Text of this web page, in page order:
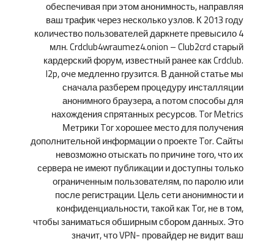
обеспечивая при этом анонимность, направляя
ваш трафик через несколько узлов. К 2013 году
количество пользователей даркнете превысило 4
млн. Crdclub4wraumez4.onion – Club2crd старый
кардерский форум, известный ранее как Crdclub.
I2p, оче медленно грузится. В данной статье мы
сначала разберем процедуру инсталляции
анонимного браузера, а потом способы для
нахождения спрятанных ресурсов. Tor Metrics
Метрики Tor хорошее место для получения
дополнительной информации о проекте Tor. Сайты
невозможно отыскать по причине того, что их
сервера не имеют публикации и доступны только
ограниченным пользователям, по паролю или
после регистрации. Цель сети анонимности и
конфиденциальности, такой как Tor, не в том,
чтобы заниматься обширным сбором данных. Это
значит, что VPN- провайдер не видит ваш